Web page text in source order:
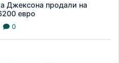
Джексона продали на
евро
0